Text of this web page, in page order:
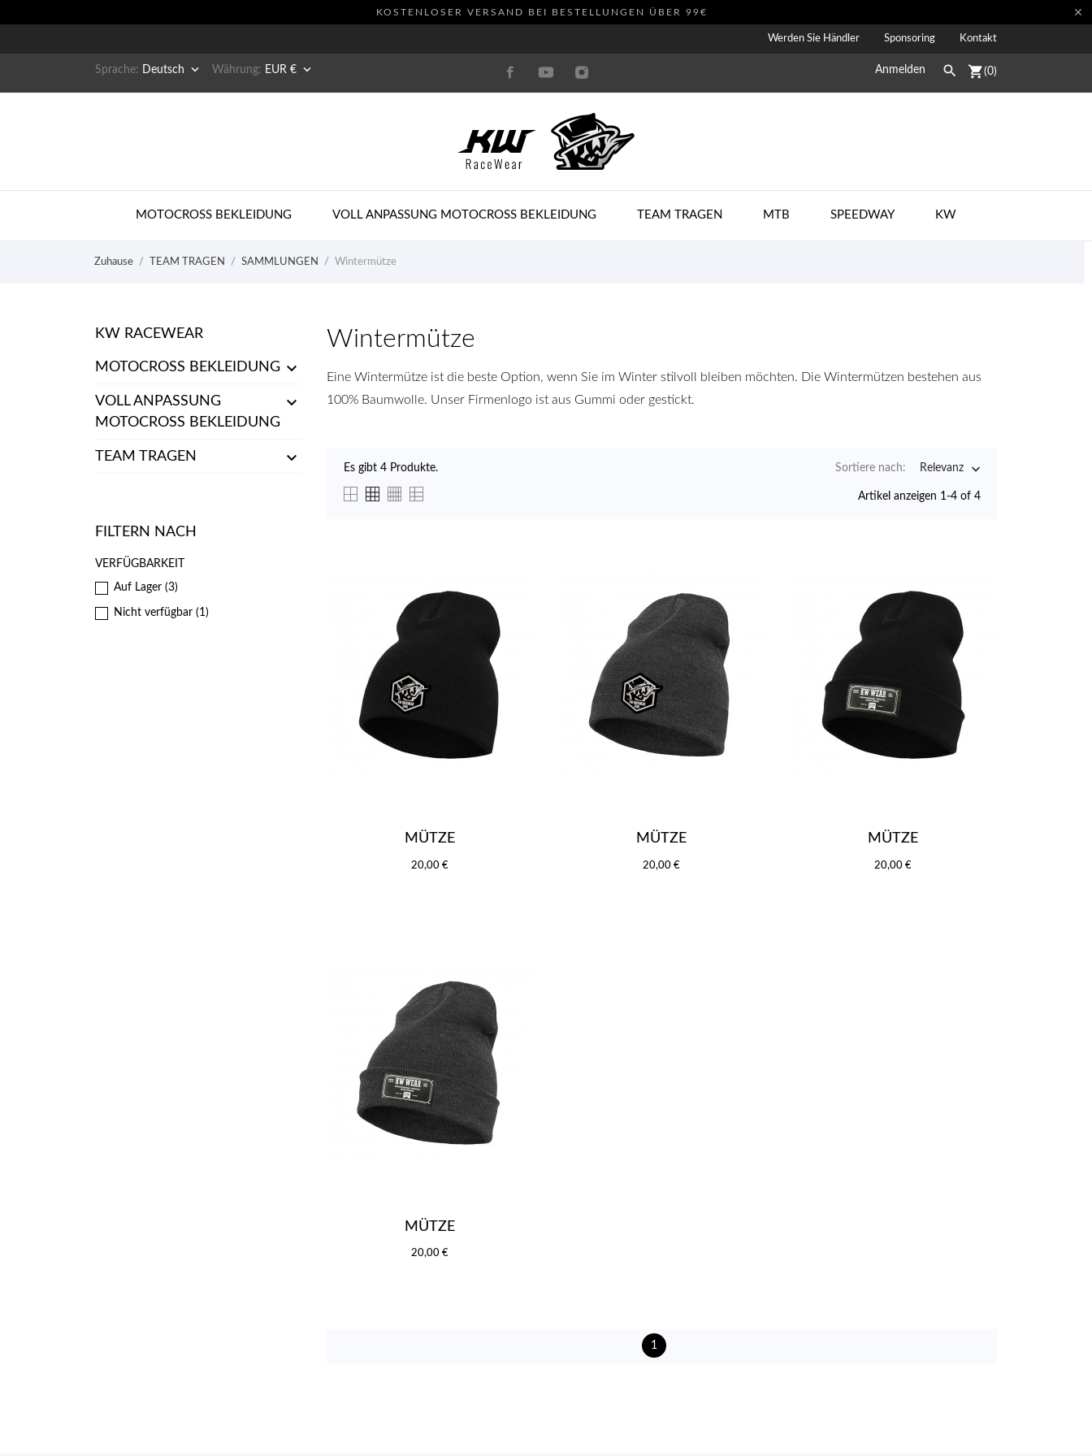
KOSTENLOSER VERSAND BEI BESTELLUNGEN ÜBER 99€ 
Werden Sie Händler Sponsoring Kontakt
Sprache: Deutsch  Währung: EUR €  Anmelden  shopping_cart(0)
MOTOCROSS BEKLEIDUNG VOLL ANPASSUNG MOTOCROSS BEKLEIDUNG TEAM TRAGEN MTB SPEEDWAY KW
Zuhause TEAM TRAGEN SAMMLUNGEN Wintermütze
KW RACEWEAR
MOTOCROSS BEKLEIDUNG 
VOLL ANPASSUNG
MOTOCROSS BEKLEIDUNG

TEAM TRAGEN 
FILTERN NACH
VERFÜGBARKEIT
Auf Lager (3)
Nicht verfügbar (1)
Wintermütze
Eine Wintermütze ist die beste Option, wenn Sie im Winter stilvoll bleiben möchten. Die Wintermützen bestehen aus
100% Baumwolle. Unser Firmenlogo ist aus Gummi oder gestickt.
Es gibt 4 Produkte. Sortiere nach: Relevanz 
Artikel anzeigen 1-4 of 4
MÜTZE
20,00 €
MÜTZE
20,00 €
MÜTZE
20,00 €
MÜTZE
20,00 €
1